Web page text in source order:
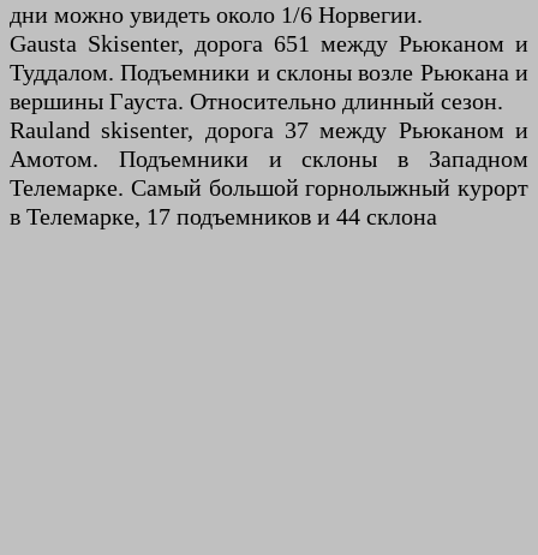
дни можно увидеть около 1/6 Норвегии.
Gausta Skisenter, дорога 651 между Рьюканом и
Туддалом. Подъемники и склоны возле Рьюкана и
вершины Гауста. Относительно длинный сезон.
Rauland skisenter, дорога 37 между Рьюканом и
Амотом. Подъемники и склоны в Западном
Телемарке. Самый большой горнолыжный курорт
в Телемарке, 17 подъемников и 44 склона